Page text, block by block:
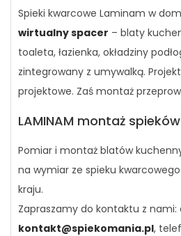
Spieki kwarcowe Laminam w
wirtualny spacer – blaty
toaleta, łazienka, okładziny
zintegrowany z umywalką.
projektowe. Zaś montaż
LAMINAM montaż
Pomiar i montaż blatów
na wymiar ze spieku
kraju.
Zapraszamy do kontaktu z
kontakt@spiekomania.pl,